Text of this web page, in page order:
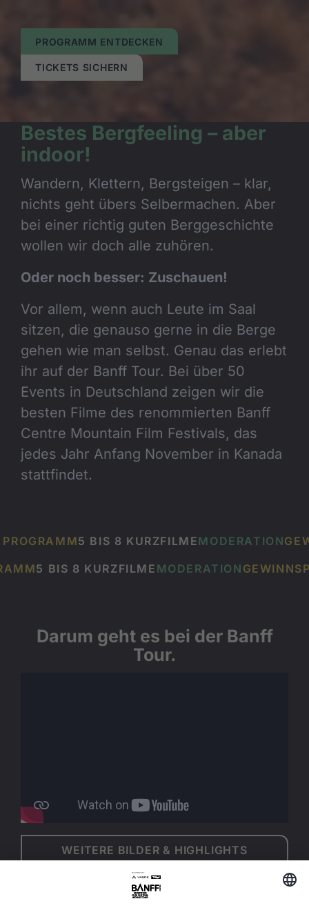
PROGRAMM ENTDECKEN
TICKETS SICHERN
Bestes Bergfeeling – aber
indoor!
Wandern, Klettern, Bergsteigen – klar,
nichts geht übers Selbermachen. Aber
bei einer richtig guten Berggeschichte
wollen wir doch alle zuhören.
Oder noch besser: Zuschauen!
Vor allem, wenn auch Leute im Saal
sitzen, die genauso gerne in die Berge
gehen wie man selbst. Genau das erlebt
ihr auf der Banff Tour. Bei über 50
Events in Deutschland zeigen wir die
besten Filme des renommierten Banff
Centre Mountain Film Festivals, das
jedes Jahr Anfang November in Kanada
stattfindet.
5 BIS 8 KURZFILMEMODERATION
5 BIS 8 KURZFILME MODERATION
Darum geht es bei der Banff
Tour.
WEITERE BILDER & HIGHLIGHTS
Das sagen unsere